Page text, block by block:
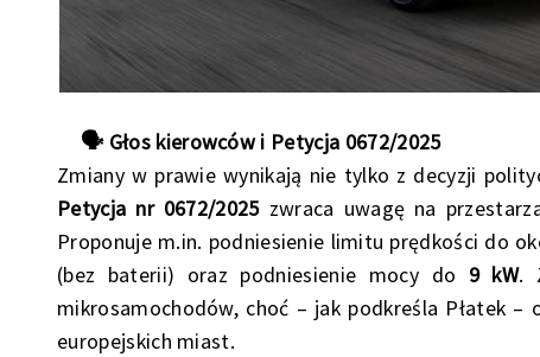
🗣️ Głos kierowców i Petycja 0672/2025
Zmiany w prawie wynikają nie tylko z decyzji
Petycja nr 0672/2025zwraca uwagę na
Proponuje m.in. podniesienie limitu prędkości do
(bez baterii) oraz podniesienie mocy do 9 kW.
mikrosamochodów, choć – jak podkreśla Płatek
europejskich miast.